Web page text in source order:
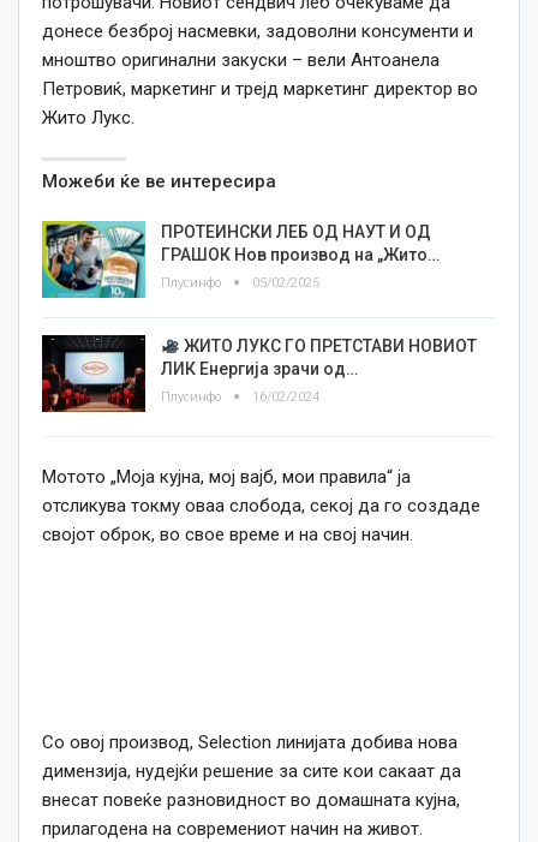
донесе безброј насмевки, задоволни консументи и
мноштво оригинални закуски – вели Антоанела
Петровиќ, маркетинг и трејд маркетинг директор во
Жито Лукс.
Можеби ќе ве интересира
ПРОТЕИНСКИ ЛЕБ ОД НАУТ И ОД
ГРАШОК Нов производ на „Жито…
Плусинфо 05/02/2025
ЖИТО ЛУКС ГО ПРЕТСТАВИ НОВИОТ
ЛИК Енергија зрачи од…
Плусинфо 16/02/2024
Мотото „Моја кујна, мој вајб, мои правила“ ја
отсликува токму оваа слобода, секој да го создаде
својот оброк, во свое време и на свој начин.
Со овој производ, Selection линијата добива нова
димензија, нудејќи решение за сите кои сакаат да
внесат повеќе разновидност во домашната кујна,
прилагодена на современиот начин на живот.